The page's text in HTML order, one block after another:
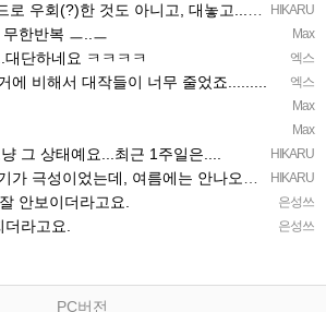
HIKARU
우회(?)한 것도 아니고, 대놓고...ㅋ ㅋ)
Max
한반복 ㅡ..ㅡ
엑스
단하네요 ㅋㅋㅋㅋ
엑스
에 비해서 대작들이 너무 줄었죠.........
Max
Max
HIKARU
그 상태예요...최근 1주일은....
HIKARU
이었는데, 여름에는 안나오는 것 같은.....ㅎ ㅎ)
은성쓰
안보이더라고요.
은성쓰
더라고요.
PC버전